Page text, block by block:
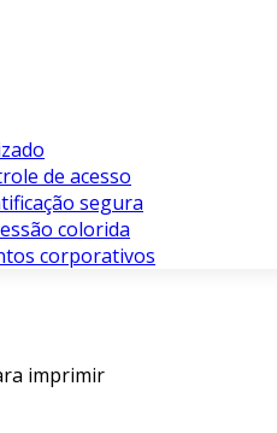
de acesso
segura
colorida
corporativos
imprimir